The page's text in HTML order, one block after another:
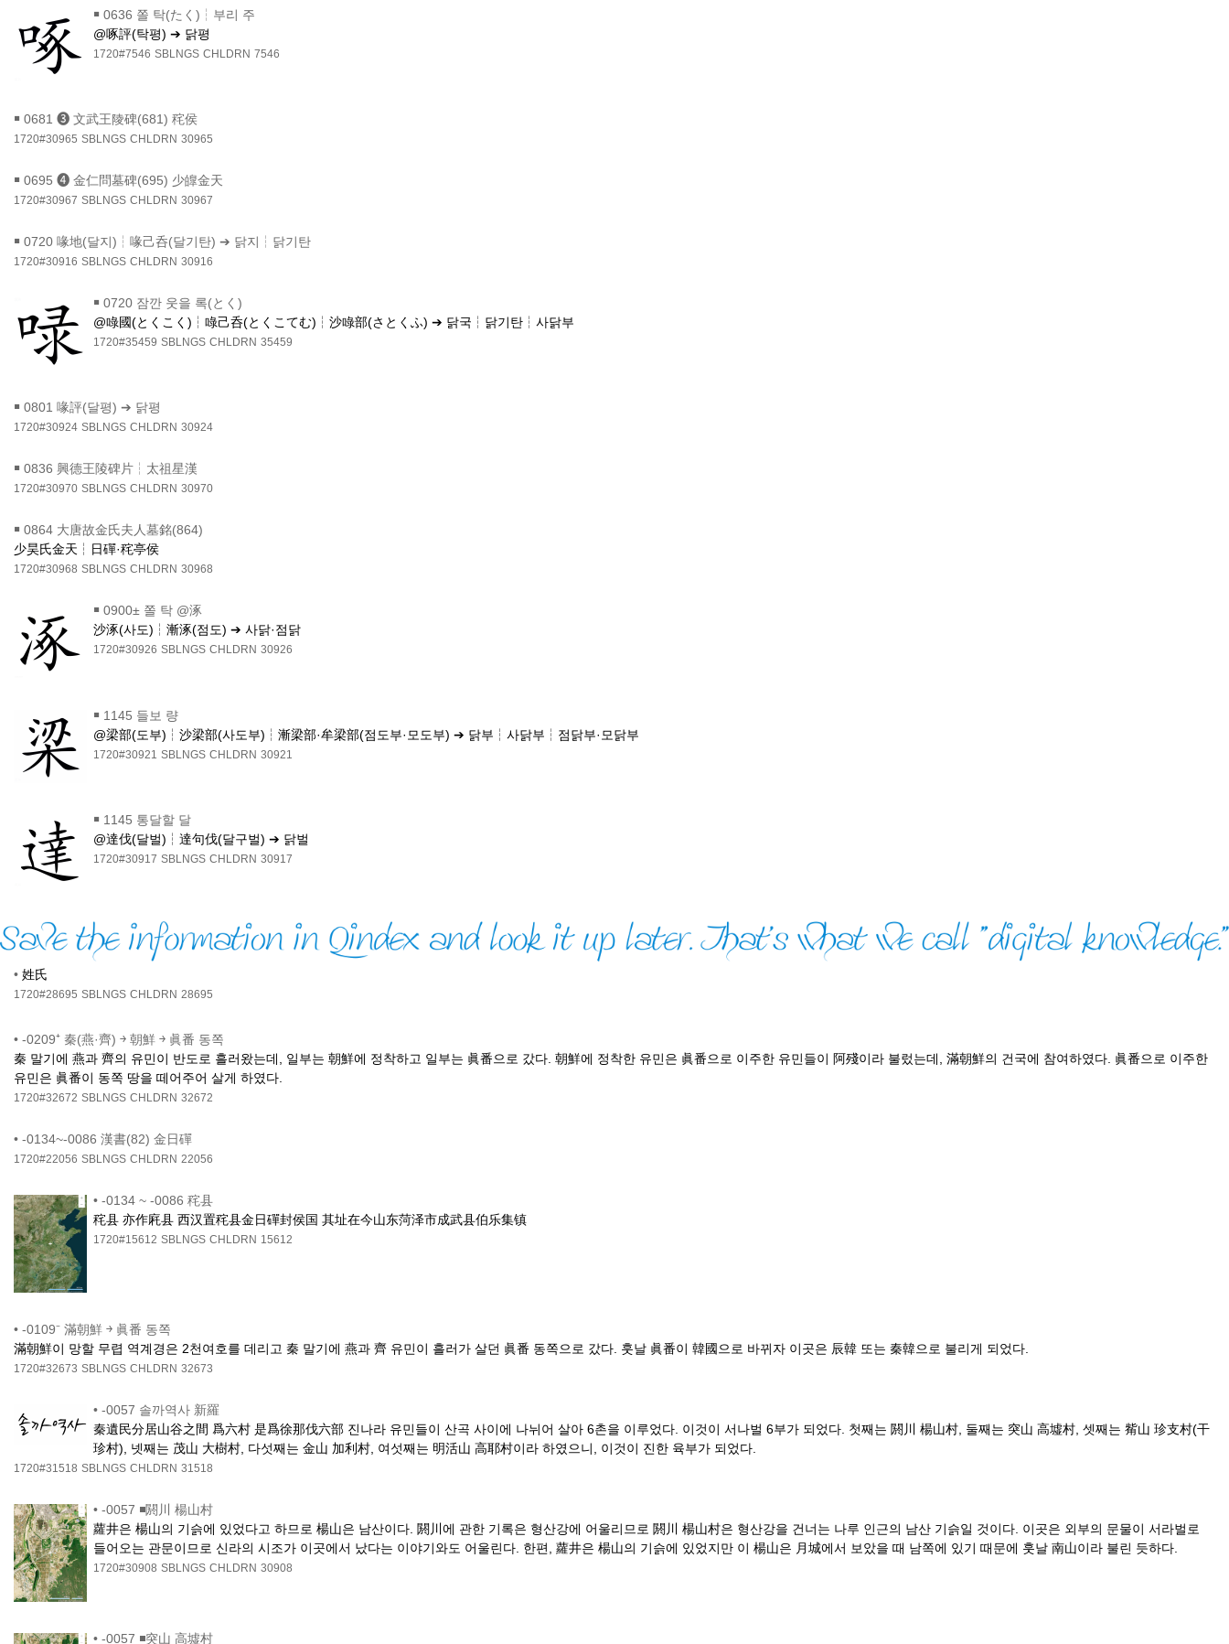
￭ 0636 쫄 탁(たく)┆부리 주
@啄評(탁평) ➔ 닭평
1720#7546 SBLNGS CHLDRN 7546
￭ 0681 ❸ 文武王陵碑(681) 秺侯
1720#30965 SBLNGS CHLDRN 30965
￭ 0695 ❹ 金仁問墓碑(695) 少皥金天
1720#30967 SBLNGS CHLDRN 30967
￭ 0720 喙地(달지)┆喙己呑(달기탄) ➔ 닭지┆닭기탄
1720#30916 SBLNGS CHLDRN 30916
￭ 0720 잠깐 웃을 록(とく)
@㖨國(とくこく)┆㖨己呑(とくこてむ)┆沙㖨部(さとくふ) ➔ 닭국┆닭기탄┆사닭부
1720#35459 SBLNGS CHLDRN 35459
￭ 0801 喙評(달평) ➔ 닭평
1720#30924 SBLNGS CHLDRN 30924
￭ 0836 興德王陵碑片┆太祖星漢
1720#30970 SBLNGS CHLDRN 30970
￭ 0864 大唐故金氏夫人墓銘(864)
少昊氏金天┆日磾·秺亭侯
1720#30968 SBLNGS CHLDRN 30968
￭ 0900± 쫄 탁 @涿
沙涿(사도)┆漸涿(점도) ➔ 사닭·점닭
1720#30926 SBLNGS CHLDRN 30926
￭ 1145 들보 량
@梁部(도부)┆沙梁部(사도부)┆漸梁部·牟梁部(점도부·모도부) ➔ 닭부┆사닭부┆점닭부·모닭부
1720#30921 SBLNGS CHLDRN 30921
￭ 1145 통달할 달
@達伐(달벌)┆達句伐(달구벌) ➔ 닭벌
1720#30917 SBLNGS CHLDRN 30917
• 姓氏
1720#28695 SBLNGS CHLDRN 28695
• -0209⁺ 秦(燕·齊) ￫ 朝鮮 ￫ 眞番 동쪽
秦 말기에 燕과 齊의 유민이 반도로 흘러왔는데, 일부는 朝鮮에 정착하고 일부는 眞番으로 갔다. 朝鮮에 정착한 유민은 眞番으로 이주한 유민들이 阿殘이라 불렀는데, 滿朝鮮의 건국에 참여하였다. 眞番으로 이주한
유민은 眞番이 동쪽 땅을 떼어주어 살게 하였다.
1720#32672 SBLNGS CHLDRN 32672
• -0134~-0086 漢書(82) 金日磾
1720#22056 SBLNGS CHLDRN 22056
• -0134 ~ -0086 秺县
秺县 亦作㢉县 西汉置秺县金日磾封侯国 其址在今山东菏泽市成武县伯乐集镇
1720#15612 SBLNGS CHLDRN 15612
• -0109⁻ 滿朝鮮 ￫ 眞番 동쪽
滿朝鮮이 망할 무렵 역계경은 2천여호를 데리고 秦 말기에 燕과 齊 유민이 흘러가 살던 眞番 동쪽으로 갔다. 훗날 眞番이 韓國으로 바뀌자 이곳은 辰韓 또는 秦韓으로 불리게 되었다.
1720#32673 SBLNGS CHLDRN 32673
• -0057 솔까역사 新羅
秦遺民分居山谷之間 爲六村 是爲徐那伐六部 진나라 유민들이 산곡 사이에 나뉘어 살아 6촌을 이루었다. 이것이 서나벌 6부가 되었다. 첫째는 閼川 楊山村, 둘째는 突山 高墟村, 셋째는 觜山 珍支村(干
珍村), 넷째는 茂山 大樹村, 다섯째는 金山 加利村, 여섯째는 明活山 高耶村이라 하였으니, 이것이 진한 육부가 되었다.
1720#31518 SBLNGS CHLDRN 31518
• -0057 ◾閼川 楊山村
蘿井은 楊山의 기슭에 있었다고 하므로 楊山은 남산이다. 閼川에 관한 기록은 형산강에 어울리므로 閼川 楊山村은 형산강을 건너는 나루 인근의 남산 기슭일 것이다. 이곳은 외부의 문물이 서라벌로
들어오는 관문이므로 신라의 시조가 이곳에서 났다는 이야기와도 어울린다. 한편, 蘿井은 楊山의 기슭에 있었지만 이 楊山은 月城에서 보았을 때 남쪽에 있기 때문에 훗날 南山이라 불린 듯하다.
1720#30908 SBLNGS CHLDRN 30908
• -0057 ◾突山 高墟村